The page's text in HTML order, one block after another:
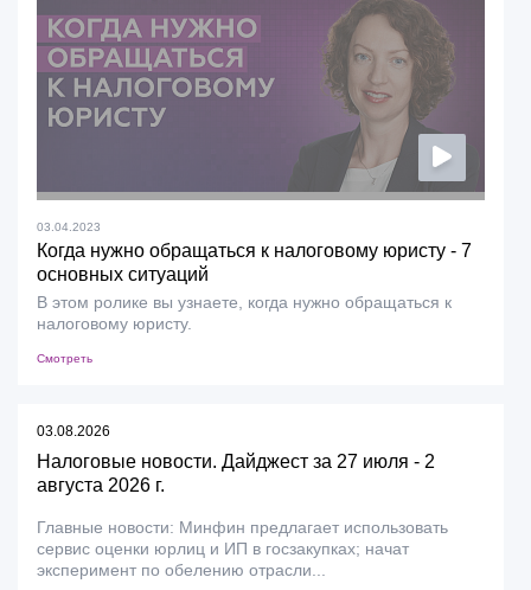
03.04.2023
Когда нужно обращаться к налоговому юристу - 7
основных ситуаций
В этом ролике вы узнаете, когда нужно обращаться к
налоговому юристу.
Смотреть
03.08.2026
Налоговые новости. Дайджест за 27 июля - 2
августа 2026 г.
Главные новости: Минфин предлагает использовать
сервис оценки юрлиц и ИП в госзакупках; начат
эксперимент по обелению отрасли...